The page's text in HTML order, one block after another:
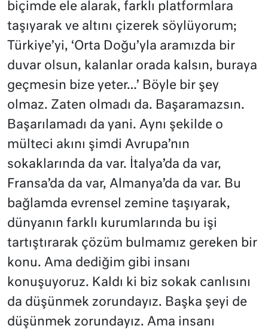
biçimde ele alarak, farklı platformlara
taşıyarak ve altını çizerek söylüyorum;
Türkiye’yi, ‘Orta Doğu’yla aramızda bir
duvar olsun, kalanlar orada kalsın, buraya
geçmesin bize yeter…’ Böyle bir şey
olmaz. Zaten olmadı da. Başaramazsın.
Başarılamadı da yani. Aynı şekilde o
mülteci akını şimdi Avrupa’nın
sokaklarında da var. İtalya’da da var,
Fransa’da da var, Almanya’da da var. Bu
bağlamda evrensel zemine taşıyarak,
dünyanın farklı kurumlarında bu işi
tartıştırarak çözüm bulmamız gereken bir
konu. Ama dediğim gibi insanı
konuşuyoruz. Kaldı ki biz sokak canlısını
da düşünmek zorundayız. Başka şeyi de
düşünmek zorundayız. Ama insanı